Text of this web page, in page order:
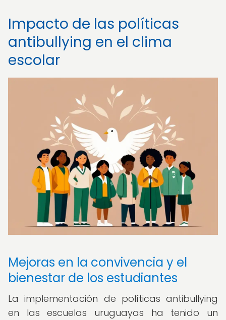
Impacto de las políticas
antibullying en el clima
escolar
Mejoras en la convivencia y el
bienestar de los estudiantes
La implementación de políticas antibullying
en las escuelas uruguayas ha tenido un